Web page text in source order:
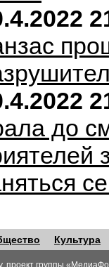
до
Культура
проект группы «